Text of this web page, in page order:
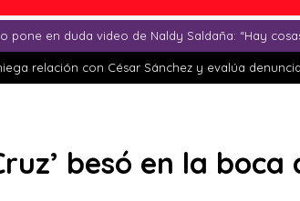
pone en duda video de Naldy Saldaña: “Hay
relación con César Sánchez y evalúa
besó en la